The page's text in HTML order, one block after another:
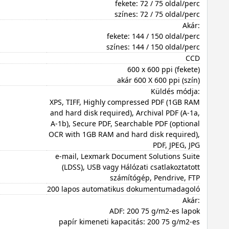
fekete: 72 / 75 oldal/perc
színes: 72 / 75 oldal/perc
Akár:
fekete: 144 / 150 oldal/perc
színes: 144 / 150 oldal/perc
CCD
600 x 600 ppi (fekete)
akár 600 X 600 ppi (szín)
Küldés módja:
XPS, TIFF, Highly compressed PDF (1GB RAM
and hard disk required), Archival PDF (A-1a,
A-1b), Secure PDF, Searchable PDF (optional
OCR with 1GB RAM and hard disk required),
PDF, JPEG, JPG
e-mail, Lexmark Document Solutions Suite
(LDSS), USB vagy Hálózati csatlakoztatott
számítógép, Pendrive, FTP
200 lapos automatikus dokumentumadagoló
Akár:
ADF: 200 75 g/m2-es lapok
papír kimeneti kapacitás: 200 75 g/m2-es